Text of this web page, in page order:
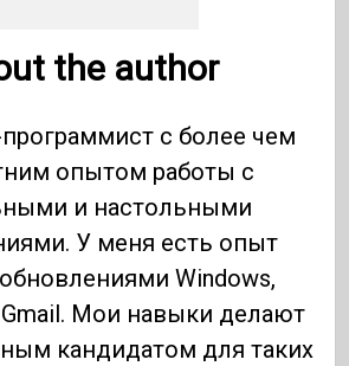
the author
с более чем
опытом работы с
и настольными
У меня есть опыт
Windows,
Мои навыки делают
кандидатом для таких